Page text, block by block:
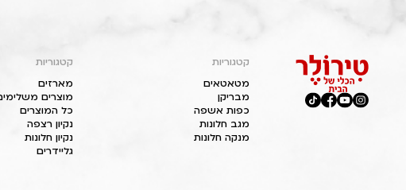
קטגוריות
מטאטאים
מבריקן
כפות אשפה
מגב חלונות
מנקה חלונות
קטגוריות
מארזים
מוצרים
כל המוצרים
נקיון רצפה
נקיון חלונות
גליידרים